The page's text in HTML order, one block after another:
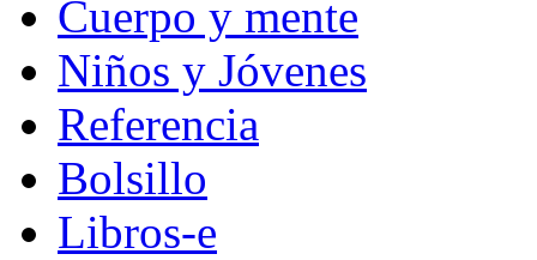
Cuerpo y mente
Niños y Jóvenes
Referencia
Bolsillo
Libros-e